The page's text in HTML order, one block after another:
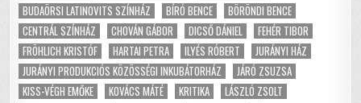
BUDAÖRSI LATINOVITS SZÍNHÁZ
BÍRÓ BENCE
BÖRÖNDI BENCE
CENTRÁL SZÍNHÁZ
CHOVÁN GÁBOR DICSŐ DÁNIEL
FEHÉR TIBOR
FRÖHLICH KRISTÓF
HARTAI PETRA ILYÉS RÓBERT
JURÁNYI HÁZ
JURÁNYI PRODUKCIÓS KÖZÖSSÉGI INKUBÁTORHÁZ
JÁRÓ ZSUZSA
KISS-VÉGH EMŐKE
KOVÁCS MÁTÉ KRITIKA
LÁSZLÓ ZSOLT